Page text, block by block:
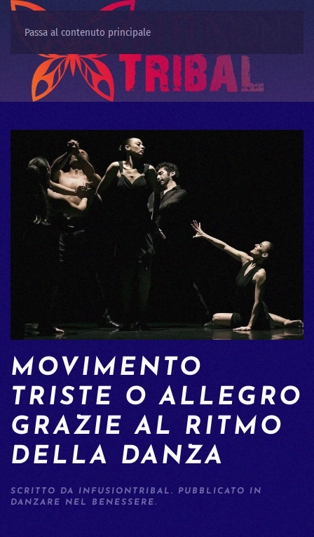
Passa al contenuto principale
MOVIMENTO
TRISTE O ALLEGRO
GRAZIE AL RITMO
DELLA DANZA
SCRITTO DA INFUSIONTRIBAL . PUBBLICATO IN
DANZARE NEL BENESSERE.